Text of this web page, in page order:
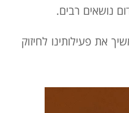
נושאים רבים.
את פעילותינו לחיזוק